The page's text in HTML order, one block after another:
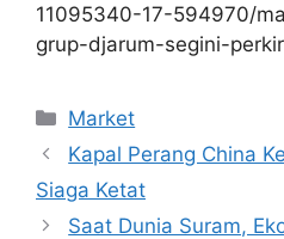
11095340-17-594970/
grup-djarum-segini-
Kategori
Market
Kapal Perang China
Siaga Ketat
Saat Dunia Suram,